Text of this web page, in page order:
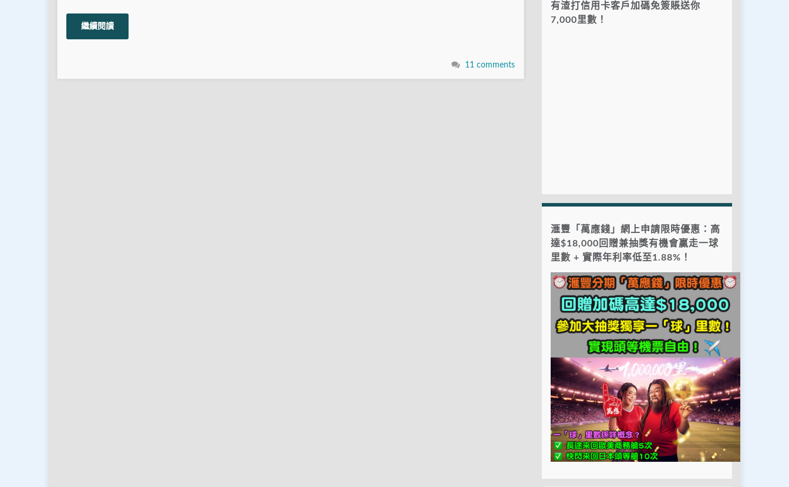
繼續閱讀
11 comments
有渣打信用卡客戶加碼免簽賬送你
7,000里數！
滙豐「萬應錢」網上申請限時優惠：高
達$18,000回贈兼抽獎有機會贏走一球
里數 + 實際年利率低至1.88%！